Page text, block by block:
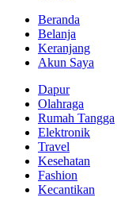
Beranda
Belanja
Keranjang
Akun Saya
Dapur
Olahraga
Rumah Tangga
Elektronik
Travel
Kesehatan
Fashion
Kecantikan